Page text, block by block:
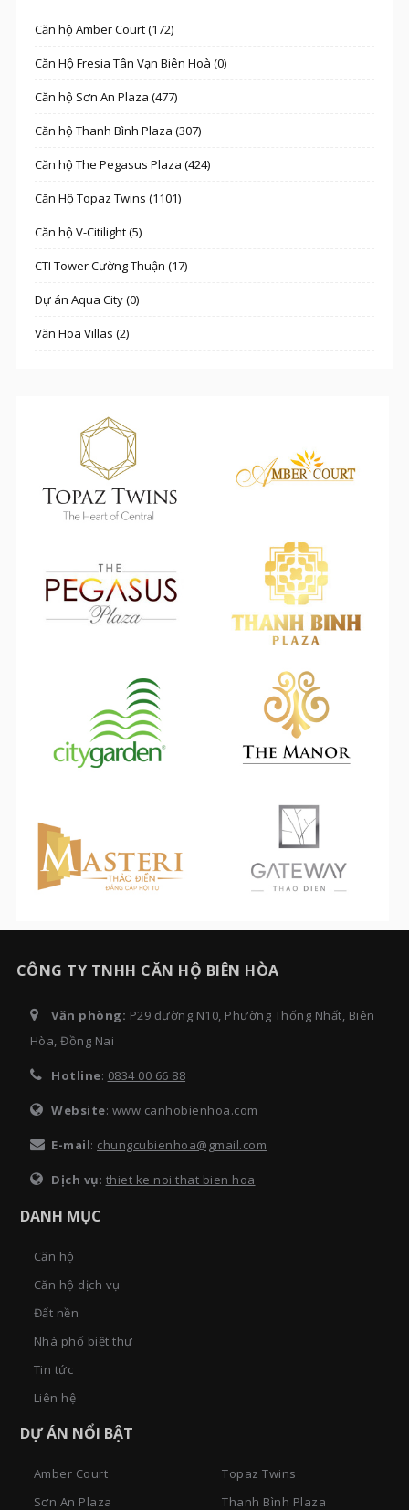
Căn hộ Amber Court (172)
Căn Hộ Fresia Tân Vạn Biên Hoà (0)
Căn hộ Sơn An Plaza (477)
Căn hộ Thanh Bình Plaza (307)
Căn hộ The Pegasus Plaza (424)
Căn Hộ Topaz Twins (1101)
Căn hộ V-Citilight (5)
CTI Tower Cường Thuận (17)
Dự án Aqua City (0)
Văn Hoa Villas (2)
CÔNG TY TNHH CĂN HỘ BIÊN HÒA
Văn phòng: P29 đường N10, Phường Thống Nhất, Biên
Hòa, Đồng Nai
Hotline: 0834 00 66 88
Website: www.canhobienhoa.com
E-mail: chungcubienhoa@gmail.com
Dịch vụ: thiet ke noi that bien hoa
DANH MỤC
Căn hộ
Căn hộ dịch vụ
Đất nền
Nhà phố biệt thự
Tin tức
Liên hệ
DỰ ÁN NỔI BẬT
Amber Court
Topaz Twins
Sơn An Plaza
Thanh Bình Plaza